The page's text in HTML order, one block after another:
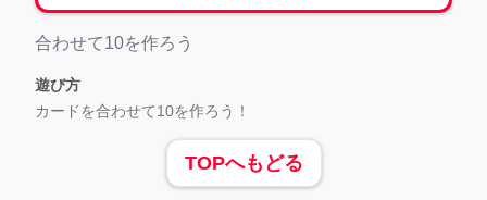
ゲーム紹介
合わせて10を作ろう
遊び方
カードを合わせて10を作ろう！
TOPへもどる